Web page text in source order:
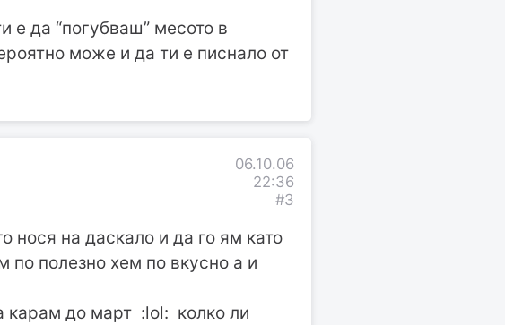
е да “погубваш” месото в
може и да ти е писнало от
06.10.06
22:36
#3
нося на даскало и да го ям като
по полезно хем по вкусно а и
карам до март :lol: колко ли